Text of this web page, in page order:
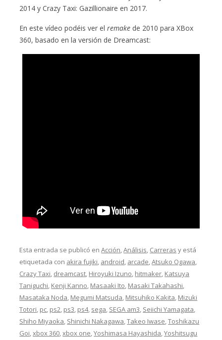
2014 y Crazy Taxi: Gazillionaire en 2017.
En este vídeo podéis ver elremake de 2010 para XBox
360, basado en la versión de Dreamcast:
Esta entrada se publicó enAcción,Análisis, Carreras y está
etiquetada con akira fujiki, android, arcade,Atsuko Ogawa,
Crazy Taxi, dreamcast, Hiroyuki Izuno, hitmaker, Katsuya
Taniguchi, Kenji Kanno, Masaaki Ito, Masaki Takahashi,
Masataka Noda, Megumi Matsuda, Mitsuhiko Kakita, Mizuki
Totori, pc, ps2, ps3, ps4, sega, SEGA am3, Seiichi Yamagata,
Shiho Miyaoka, Shinichi Nakagawa,Takeo Iwase,Toshikazu
Goi,xbox 360,xbox one,Yoshimasa Hayashida,Yoshitsugu